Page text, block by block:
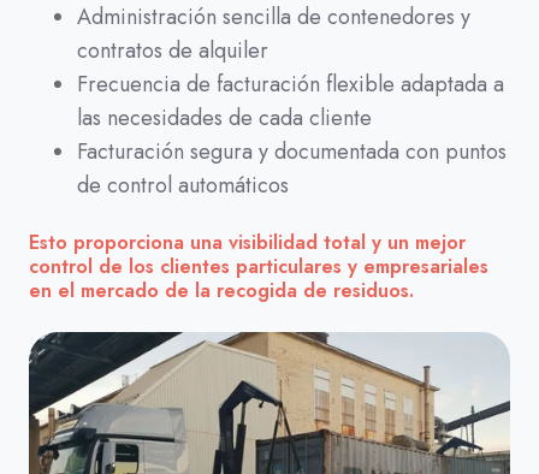
Administración sencilla de contenedores y
contratos de alquiler
Frecuencia de facturación flexible adaptada a
las necesidades de cada cliente
Facturación segura y documentada con puntos
de control automáticos
Esto proporciona una visibilidad total y un mejor
control de los clientes particulares y empresariales
en el mercado de la recogida de residuos.